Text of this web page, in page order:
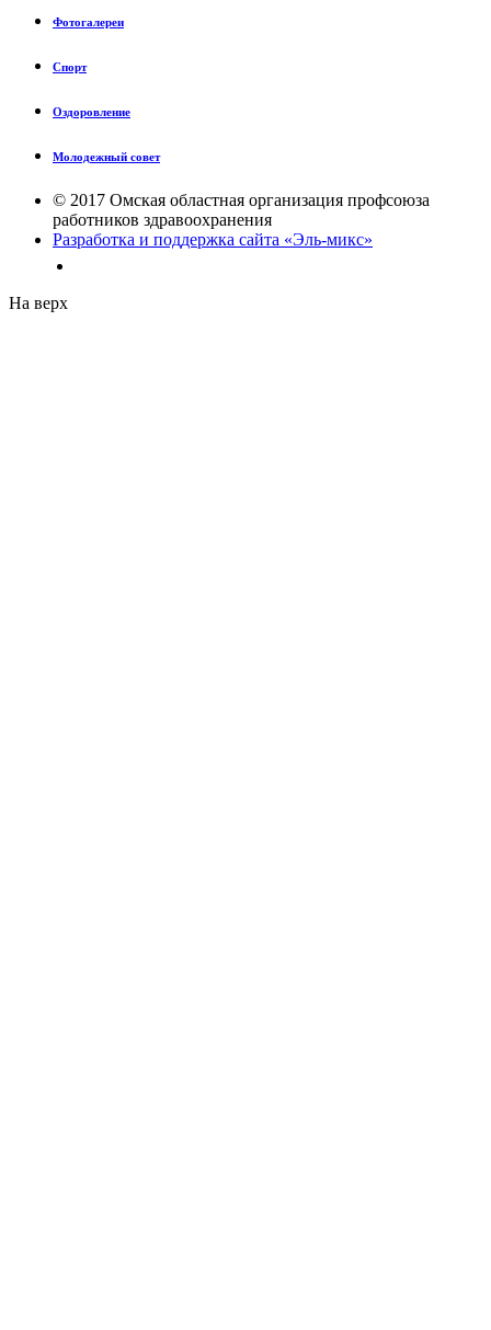
Фотогалереи
Спорт
Оздоровление
Молодежный совет
© 2017 Омская областная организация профсоюза
работников здравоохранения
Разработка и поддержка сайта «Эль-микс»
На верх